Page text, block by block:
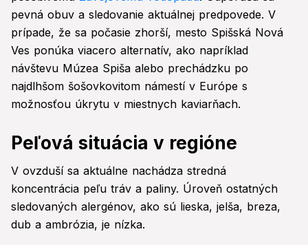
pevná obuv a sledovanie aktuálnej predpovede. V
prípade, že sa počasie zhorší, mesto Spišská Nová
Ves ponúka viacero alternatív, ako napríklad
návštevu Múzea Spiša alebo prechádzku po
najdlhšom šošovkovitom námestí v Európe s
možnosťou úkrytu v miestnych kaviarňach.
Peľová situácia v regióne
V ovzduší sa aktuálne nachádza stredná
koncentrácia peľu tráv a paliny. Úroveň ostatných
sledovaných alergénov, ako sú lieska, jelša, breza,
dub a ambrózia, je nízka.